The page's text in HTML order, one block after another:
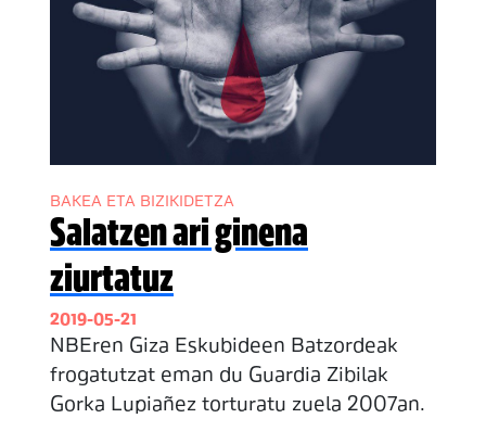
BAKEA ETA BIZIKIDETZA
Salatzen ari ginena
ziurtatuz
2019-05-21
NBEren Giza Eskubideen Batzordeak
frogatutzat eman du Guardia Zibilak
Gorka Lupiañez torturatu zuela 2007an.